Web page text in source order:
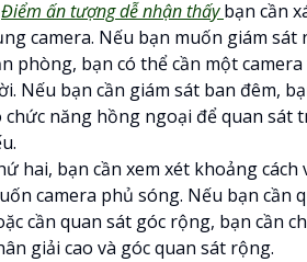
Điểm ấn tượng dễ nhận thấybạn cần
camera. Nếu bạn muốn giám sát
phòng, bạn có thể cần một
Nếu bạn cần giám sát ban đêm,
chức năng hồng ngoại để quan sát
hai, bạn cần xem xét khoảng cách
camera phủ sóng. Nếu bạn cần
cần quan sát góc rộng, bạn cần
giải cao và góc quan sát rộng.